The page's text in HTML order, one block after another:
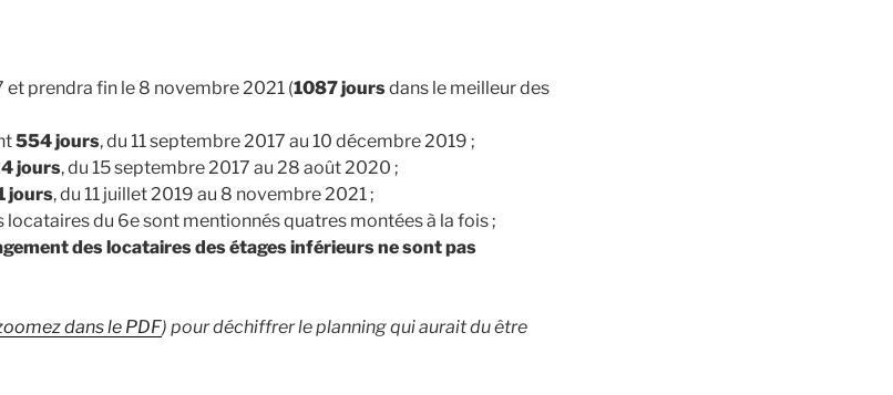
et prendra fin le 8 novembre 2021 (1087 joursdans le meilleur des
554 jours, du 11 septembre 2017 au 10 décembre 2019 ;
jours, du 15 septembre 2017 au 28 août 2020 ;
jours, du 11 juillet 2019 au 8 novembre 2021 ;
du 6e sont mentionnés quatres montées à la fois ;
des locataires des étages inférieurs ne sont pas
dans le PDF) pour déchiffrer le planning qui aurait du être